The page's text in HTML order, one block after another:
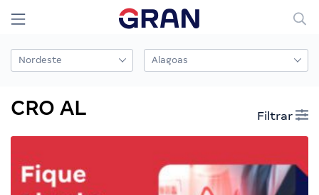
CRO AL Filtrar